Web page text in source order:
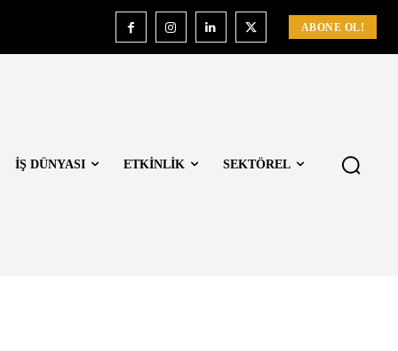
ABONE OL!
İŞ DÜNYASI ETKİNLİK SEKTÖREL